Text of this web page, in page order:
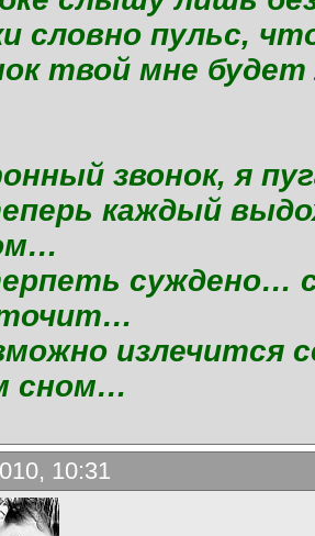
словно пульс,
твой мне будет
звонок, я
каждый
суждено…
излечится
сном…
10:31